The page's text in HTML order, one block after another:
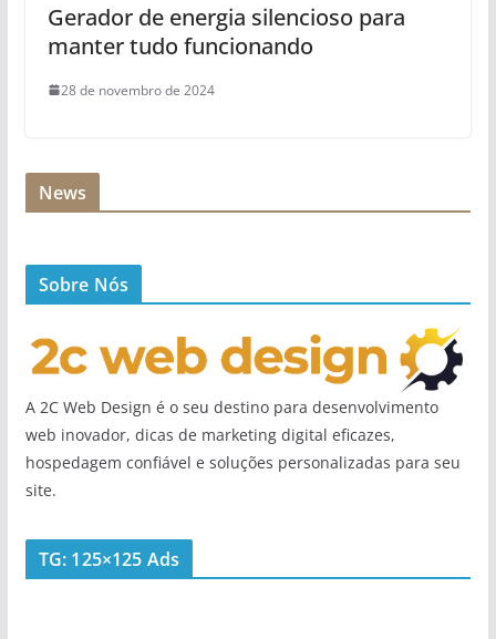
Gerador de energia silencioso para
manter tudo funcionando
28 de novembro de 2024
News
Sobre Nós
A 2C Web Design é o seu destino para desenvolvimento
web inovador, dicas de marketing digital eficazes,
hospedagem confiável e soluções personalizadas para seu
site.
TG: 125×125 Ads